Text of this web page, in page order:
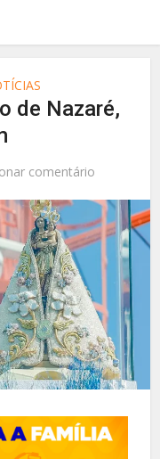
de Nazaré,
comentário